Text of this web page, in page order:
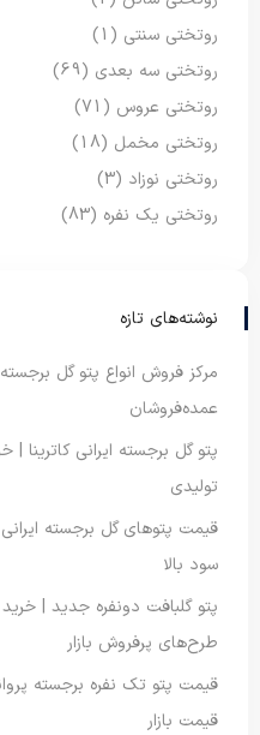
روتختی سنتی (1)
روتختی سه بعدی (69)
روتختی عروس (71)
روتختی مخمل (18)
روتختی نوزاد (3)
روتختی یک نفره (83)
نوشته‌های تازه
مرکز فروش انواع پتو گل
عمده‌فروشان
پتو گل برجسته ایرانی
تولیدی
قیمت پتوهای گل برجسته
سود بالا
پتو گلبافت دونفره جدید |
طرح‌های پرفروش بازار
قیمت پتو تک نفره برجسته
قیمت بازار